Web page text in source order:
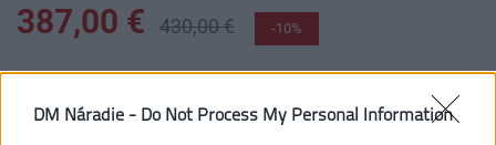
DM Náradie - Do Not Process My Personal Information
387,00 € 430,00 € -10%